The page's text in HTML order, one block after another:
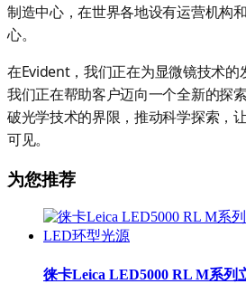
制造中心，在世界各地设有运营机构
心。
在Evident，我们正在为显微镜技术的
我们正在帮助客户迈向一个全新的探
破光学技术的界限，推动科学探索，
可见。
为您推荐
徕卡Leica LED5000 RL M系列